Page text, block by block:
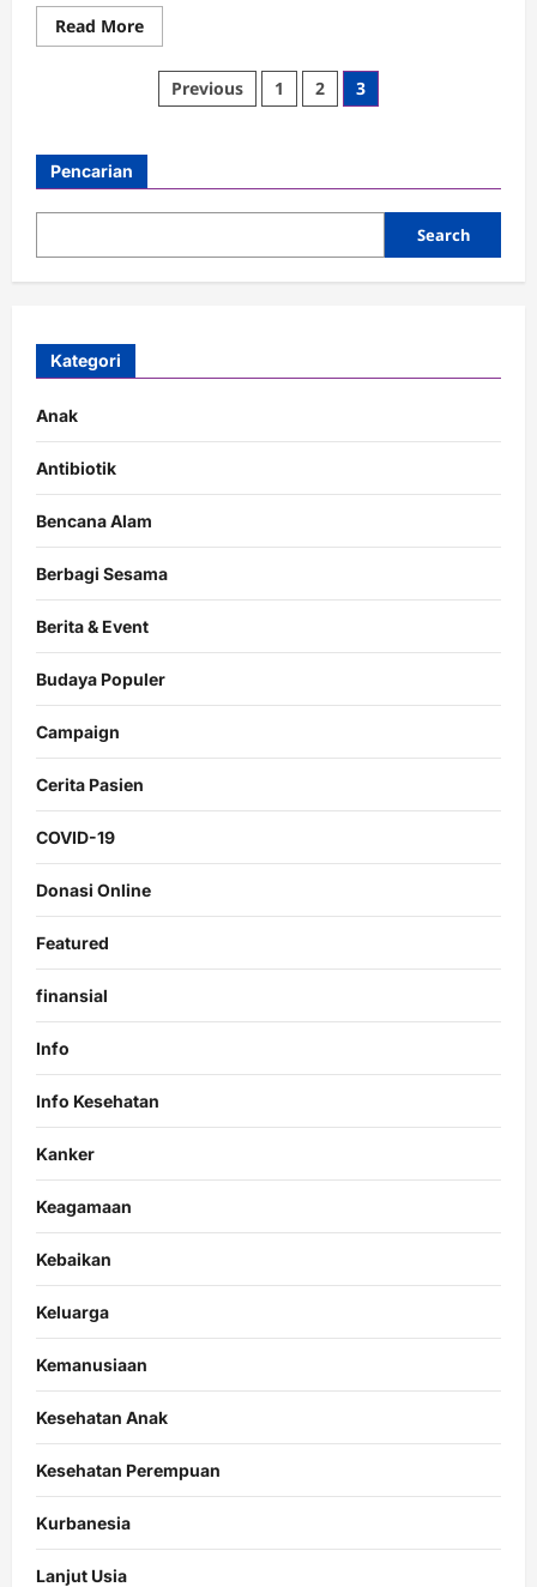
Read MoreRead
more
Pentingnya
Belajar
Parenting
Karakter
Posts
Previous 1 2 3
Pencarian
Search
Kategori
Anak
Antibiotik
Bencana Alam
Berbagi Sesama
Berita & Event
Budaya Populer
Campaign
Cerita Pasien
COVID-19
Donasi Online
Featured
finansial
Info
Info Kesehatan
Kanker
Keagamaan
Kebaikan
Keluarga
Kemanusiaan
Kesehatan Anak
Kesehatan Perempuan
Kurbanesia
Lanjut Usia